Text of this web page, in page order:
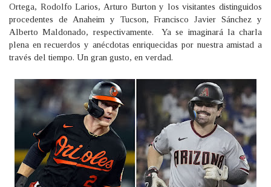
Ortega, Rodolfo Larios, Arturo Burton y los visitantes distinguidos
procedentes de Anaheim y Tucson, Francisco Javier Sánchez y
Alberto Maldonado, respectivamente. Ya se imaginará la charla
plena en recuerdos y anécdotas enriquecidas por nuestra amistad a
través del tiempo. Un gran gusto, en verdad.